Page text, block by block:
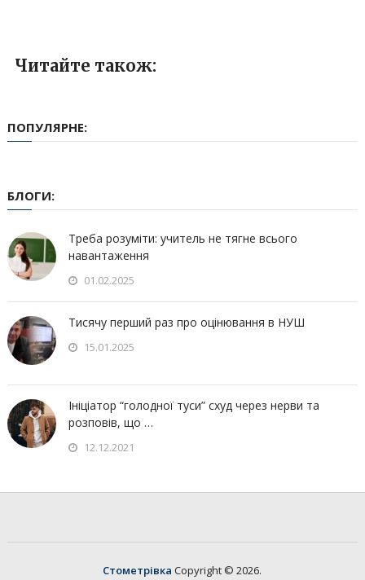
Читайте також:
ПОПУЛЯРНЕ:
БЛОГИ:
Треба розуміти: учитель не тягне всього
навантаження
01.02.2025
Тисячу перший раз про оцінювання в НУШ
15.01.2025
Ініціатор “голодної туси” схуд через нерви та
розповів, що …
12.12.2021
Стометрівка Copyright © 2026.